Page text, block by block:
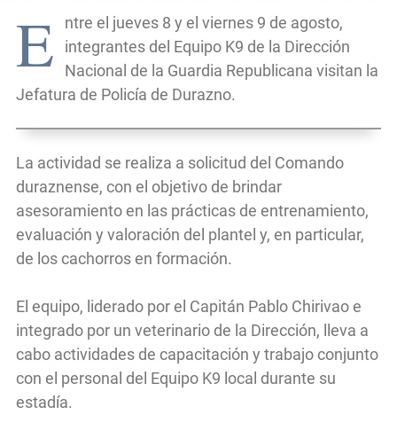
E
ntre el jueves 8 y el viernes 9 de agosto,
integrantes del Equipo K9 de la Dirección
Nacional de la Guardia Republicana visitan la
Jefatura de Policía de Durazno.
La actividad se realiza a solicitud del Comando
duraznense, con el objetivo de brindar
asesoramiento en las prácticas de entrenamiento,
evaluación y valoración del plantel y, en particular,
de los cachorros en formación.
El equipo, liderado por el Capitán Pablo Chirivao e
integrado por un veterinario de la Dirección, lleva a
cabo actividades de capacitación y trabajo conjunto
con el personal del Equipo K9 local durante su
estadía.